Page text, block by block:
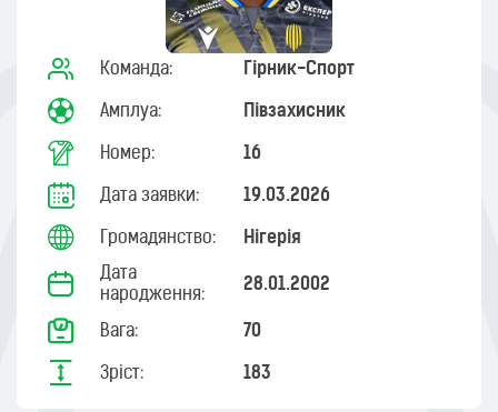
Команда: Гірник-Cпорт
Амплуа: Півзахисник
Номер: 16
Дата заявки: 19.03.2026
Громадянство: Нігерія
Дата
народження:
28.01.2002
Вага: 70
Зріст: 183